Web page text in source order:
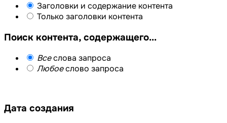
Заголовки и содержание контента
Только заголовки контента
Поиск контента, содержащего...
Всеслова запроса
Любоеслово запроса
Дата создания